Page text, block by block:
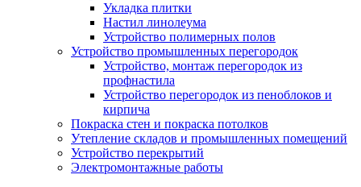
Укладка плитки
Настил линолеума
Устройство полимерных полов
Устройство промышленных перегородок
Устройство, монтаж перегородок из
профнастила
Устройство перегородок из пеноблоков и
кирпича
Покраска стен и покраска потолков
Утепление складов и промышленных помещений
Устройство перекрытий
Электромонтажные работы